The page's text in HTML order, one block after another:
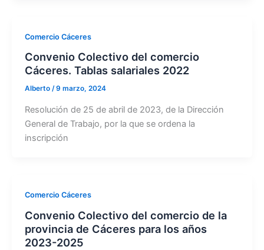
Comercio Cáceres
Convenio Colectivo del comercio
Cáceres. Tablas salariales 2022
Alberto /9 marzo, 2024
Resolución de 25 de abril de 2023, de la Dirección
General de Trabajo, por la que se ordena la
inscripción
Comercio Cáceres
Convenio Colectivo del comercio de la
provincia de Cáceres para los años
2023-2025